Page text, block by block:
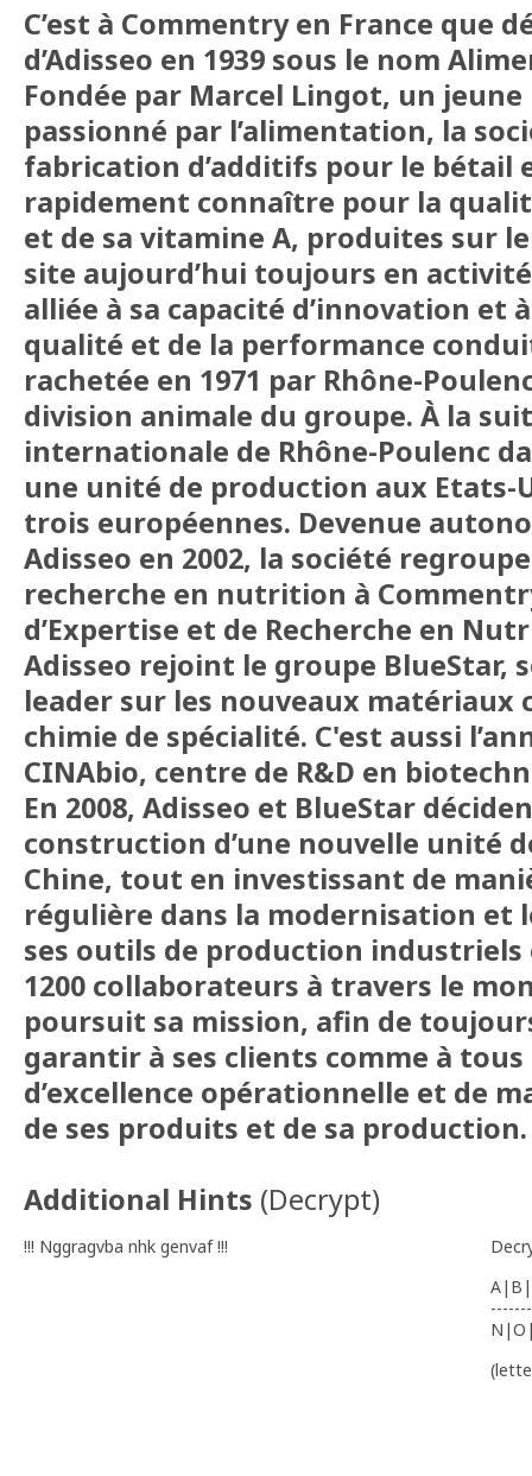
C’est à Commentry en France que
d’Adisseo en 1939 sous le nom
Fondée par Marcel Lingot, un
passionné par l’alimentation, la
fabrication d’additifs pour le bétail
rapidement connaître pour la
et de sa vitamine A, produites sur
site aujourd’hui toujours en
alliée à sa capacité d’innovation et
qualité et de la performance
rachetée en 1971 par Rhône-
division animale du groupe. À la
internationale de Rhône-Poulenc
une unité de production aux Etats-
trois européennes. Devenue
Adisseo en 2002, la société
recherche en nutrition à
d’Expertise et de Recherche en
Adisseo rejoint le groupe BlueStar,
leader sur les nouveaux matériaux
chimie de spécialité. C'est aussi
CINAbio, centre de R&D en
En 2008, Adisseo et BlueStar
construction d’une nouvelle unité
Chine, tout en investissant de
régulière dans la modernisation et
ses outils de production industriels
1200 collaborateurs à travers le
poursuit sa mission, afin de
garantir à ses clients comme à tous
d’excellence opérationnelle et de
de ses produits et de sa production.
Additional Hints (Decrypt)
!!! Nggragvba nhk genvaf !!!